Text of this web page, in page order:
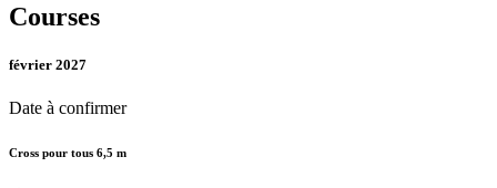
Courses
février 2027
Date à confirmer
Cross pour tous 6,5 m